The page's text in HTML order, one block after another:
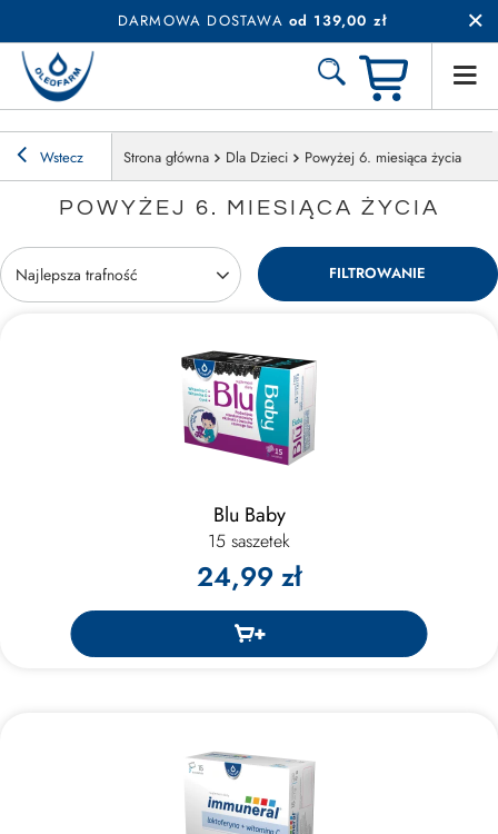
DARMOWA DOSTAWA od 139,00 zł
Wstecz Strona główna Dla Dzieci Powyżej 6. miesiąca życia
POWYŻEJ 6. MIESIĄCA ŻYCIA
Zmień sortowanie
Najlepsza trafność FILTROWANIE
Blu Baby
15 saszetek
24,99 zł